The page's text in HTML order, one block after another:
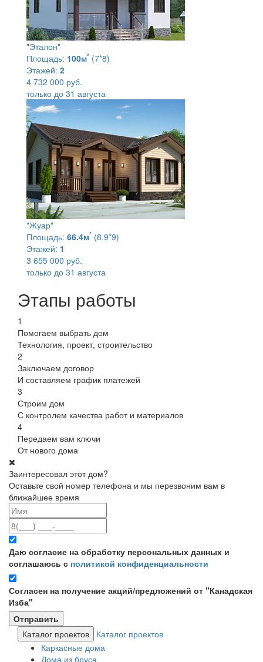
"Эталон"
Площадь: 100м² (7*8)
Этажей: 2
4 732 000 руб.
только до 31 августа
"Жуар"
Площадь: 66.4м² (8.9*9)
Этажей: 1
3 655 000 руб.
только до 31 августа
Этапы работы
1
Помогаем выбрать дом
Технология, проект, строительство
2
Заключаем договор
И составляем график платежей
3
Строим дом
С контролем качества работ и материалов
4
Передаем вам ключи
От нового дома
Заинтересовал этот дом?
Оставьте свой номер телефона и мы перезвоним вам в
ближайшее время
Даю согласие на обработку персональных данных и
соглашаюсь с политикой конфиденциальности
Согласен на получение акций/предложений от "Канадская
Изба"
Каталог проектов
Каталог проектов
Каркасные дома
Дома из бруса